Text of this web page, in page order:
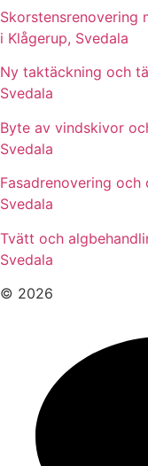
Skorstensrenovering
i Klågerup, Svedala
Ny taktäckning och
Svedala
Byte av vindskivor
Svedala
Fasadrenovering
Svedala
Tvätt och
Svedala
© 2026